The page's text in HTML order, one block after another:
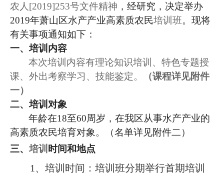
农人[2019]253号文件精神 ，经研究，决定举办
2019年萧山区水产产业高素质农民培训班。现将
有关事项通知如下：
一、培训内容
本次培训内容有理论知识培训、特色专题授
课、外出考察学习、技能鉴定。
（课程详见附件
一）
二、培训对象
年龄在18至60周岁，在我区从事水产产业的
高素质农民培育对象。（名单详见附件二）
三、培训 时间和地点
1 、培训时间：培训班分期举行首期培训